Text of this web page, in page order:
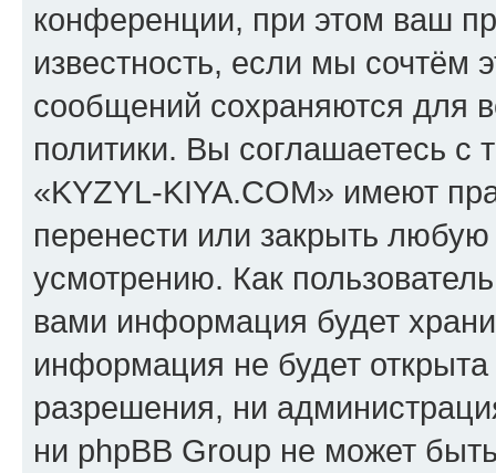
конференции, при этом ваш
известность, если мы сочтём
сообщений сохраняются для
политики. Вы соглашаетесь
«KYZYL-KIYA.COM» имеют
перенести или закрыть
усмотрению. Как
вами информация будет
информация не будет
разрешения, ни
ни phpBB Group не может